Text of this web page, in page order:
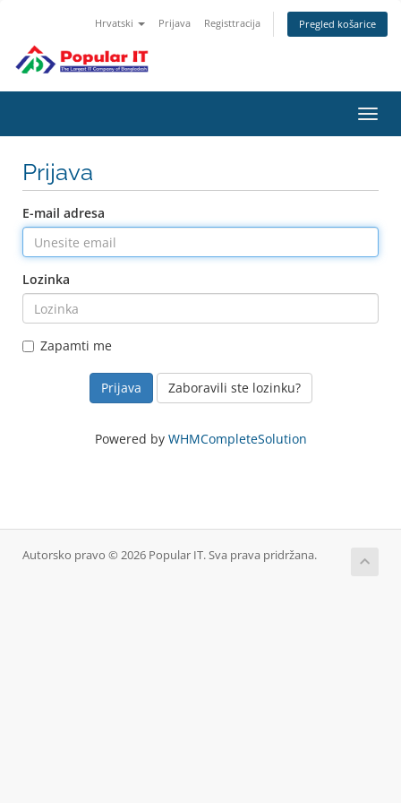
Hrvatski Prijava Registtracija Pregled košarice
Prijava
E-mail adresa
Lozinka
Zapamti me
Zaboravili ste lozinku?
Powered by WHMCompleteSolution
Autorsko pravo © 2026 Popular IT. Sva prava pridržana.